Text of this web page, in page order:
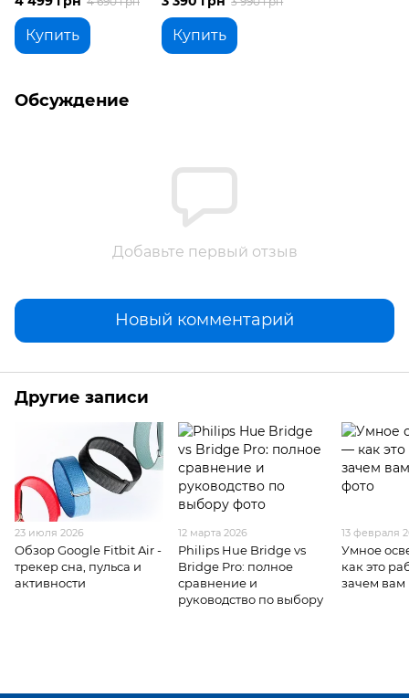
RGBIC NEON ROPE 2
Белый Wi-Fi +
Bluetooth Matter
Купить
Plus V4 Color,
базовый комплект,
Bluetooth HomeKit
Купить
Обсуждение
Добавьте первый отзыв
Новый комментарий
Другие записи
23 июля 2026
Обзор Google Fitbit Air -
трекер сна, пульса и
активности
12 марта 2026
Philips Hue Bridge vs
Bridge Pro: полное
сравнение и
руководство по выбору
13 февраля
Умное
как это
зачем